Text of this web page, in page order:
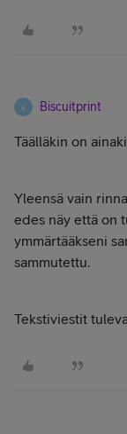
B Biscuitprint
Täälläkin on
Yleensä vain
edes näy että on
ymmärtääkseni
sammutettu.
Tekstiviestit